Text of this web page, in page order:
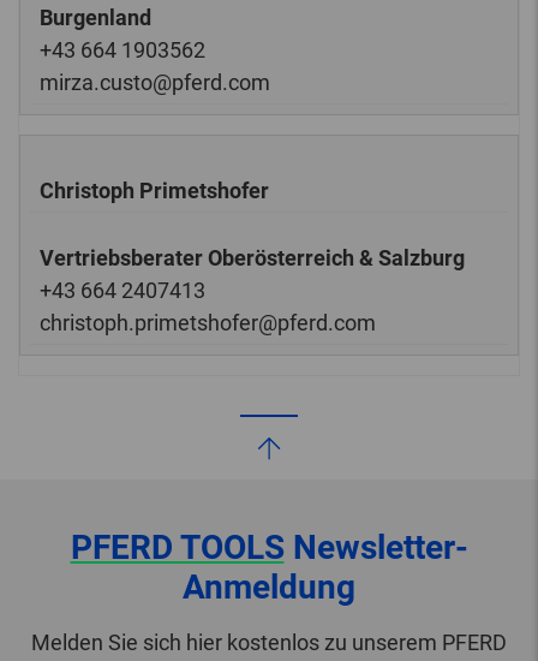
Burgenland
+43 664 1903562
mirza.custo@pferd.com
Christoph Primetshofer
Vertriebsberater Oberösterreich & Salzburg
+43 664 2407413
christoph.primetshofer@pferd.com
PFERD TOOLSNewsletter-
Anmeldung
Melden Sie sich hier kostenlos zu unserem PFERD